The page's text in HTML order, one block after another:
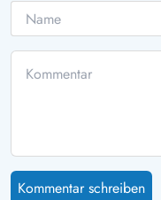
Kommentar schreiben